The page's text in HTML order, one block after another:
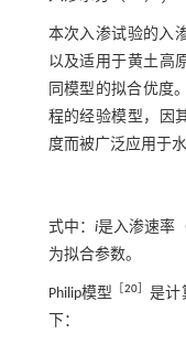
本次入渗试验的入
以及适用于黄土高
同模型的拟合优度
程的经验模型，因
度而被广泛应用于
式中： i是入渗速率
为拟合参数。
Philip模型 ［20
是计
下：